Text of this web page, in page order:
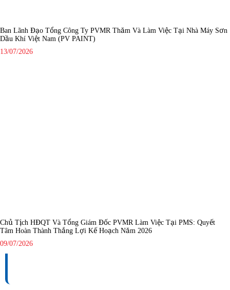
Ban Lãnh Đạo Tổng Công Ty PVMR Thăm Và Làm Việc Tại Nhà Máy Sơn
Dầu Khí Việt Nam (PV PAINT)
13/07/2026
Chủ Tịch HĐQT Và Tổng Giám Đốc PVMR Làm Việc Tại PMS: Quyết
Tâm Hoàn Thành Thắng Lợi Kế Hoạch Năm 2026
09/07/2026